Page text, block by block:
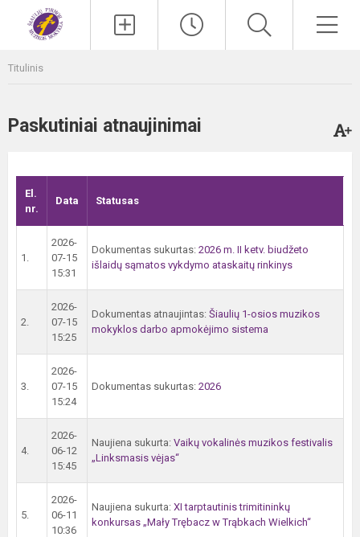
Titulinis
Paskutiniai atnaujinimai
El.
nr.
Data Statusas
1.
2026-
07-15
15:31
Dokumentas sukurtas: 2026 m. II ketv. biudžeto
išlaidų sąmatos vykdymo ataskaitų rinkinys
2.
2026-
07-15
15:25
Dokumentas atnaujintas: Šiaulių 1-osios muzikos
mokyklos darbo apmokėjimo sistema
3.
2026-
07-15
15:24
Dokumentas sukurtas: 2026
4.
2026-
06-12
15:45
Naujiena sukurta: Vaikų vokalinės muzikos festivalis
„Linksmasis vėjas“
5.
2026-
06-11
10:36
Naujiena sukurta: XI tarptautinis trimitininkų
konkursas „Mały Trębacz w Trąbkach Wielkich“